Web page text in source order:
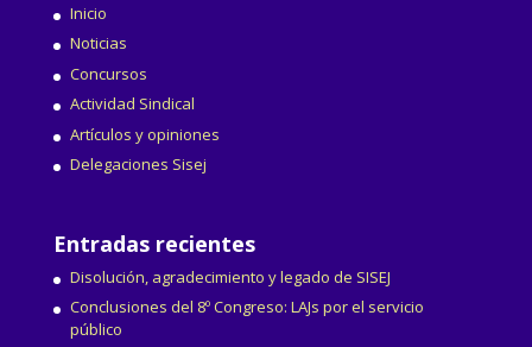
Inicio
Noticias
Concursos
Actividad Sindical
Artículos y opiniones
Delegaciones Sisej
Entradas recientes
Disolución, agradecimiento y legado de SISEJ
Conclusiones del 8º Congreso: LAJs por el servicio
público